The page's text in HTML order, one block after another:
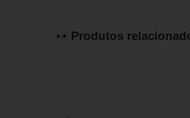
Produtos